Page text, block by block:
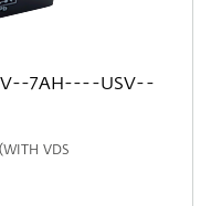
7AH----USV--
VDS